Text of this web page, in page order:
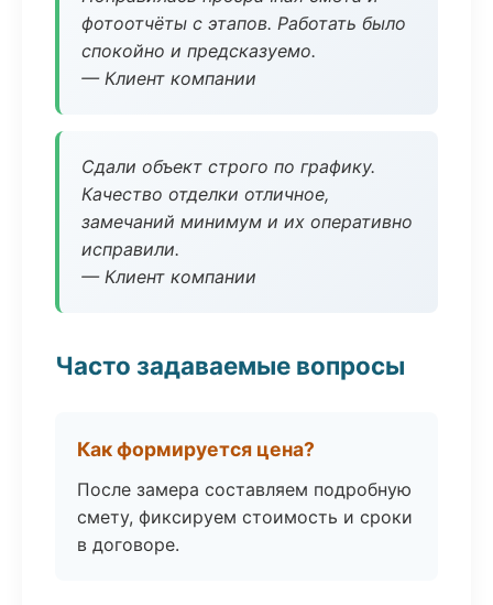
фотоотчёты с этапов. Работать было
спокойно и предсказуемо.
— Клиент компании
Сдали объект строго по графику.
Качество отделки отличное,
замечаний минимум и их оперативно
исправили.
— Клиент компании
Часто задаваемые вопросы
Как формируется цена?
После замера составляем подробную
смету, фиксируем стоимость и сроки
в договоре.